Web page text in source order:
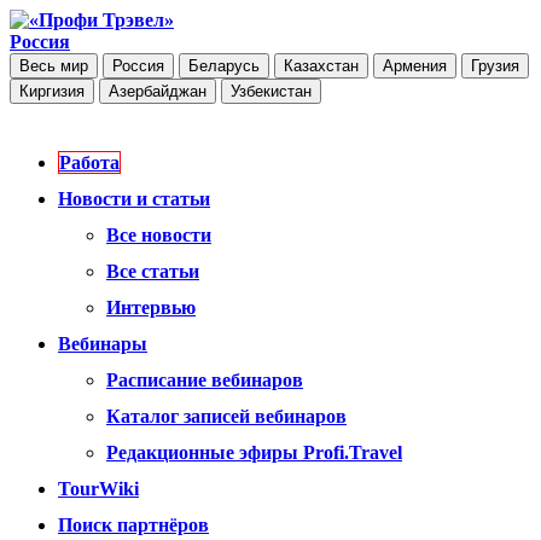
Россия
Весь мир Россия Беларусь Казахстан Армения
Грузия
Киргизия
Азербайджан Узбекистан
Работа
Новости и статьи
Все новости
Все статьи
Интервью
Вебинары
Расписание вебинаров
Каталог записей вебинаров
Редакционные эфиры Profi.Travel
TourWiki
Поиск партнёров